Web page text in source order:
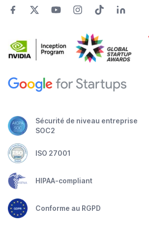
Sécurité de niveau entreprise
SOC2
ISO 27001
HIPAA-compliant
Conforme au RGPD